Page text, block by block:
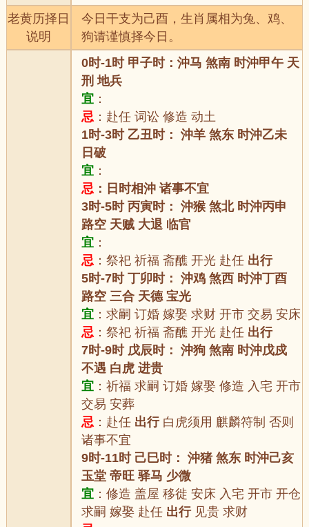
老黄历择日
说明
今日干支为己酉，生肖属相为兔、鸡、
狗请谨慎择今日。
0时-1时 甲子时：沖马 煞南 时沖甲午 天
刑 地兵
宜 ：
忌 ：赴任 词讼 修造 动土
1时-3时 乙丑时： 沖羊 煞东 时沖乙未
日破
宜 ：
忌 ：日时相沖 诸事不宜
3时-5时 丙寅时： 沖猴 煞北 时沖丙申
路空 天贼 大退 临官
宜 ：
忌 ：祭祀 祈福 斋醮 开光 赴任 出行
5时-7时 丁卯时： 沖鸡 煞西 时沖丁酉
路空 三合 天德 宝光
宜 ：求嗣 订婚 嫁娶 求财 开市 交易 安床
忌 ：祭祀 祈福 斋醮 开光 赴任 出行
7时-9时 戊辰时： 沖狗 煞南 时沖戊戍
不遇 白虎 进贵
宜 ：祈福 求嗣 订婚 嫁娶 修造 入宅 开市
交易 安葬
忌 ：赴任 出行白虎须用 麒麟符制 否则
诸事不宜
9时-11时 己巳时： 沖猪 煞东 时沖己亥
玉堂 帝旺 驿马 少微
宜 ：修造 盖屋 移徙 安床 入宅 开市 开仓
求嗣 嫁娶 赴任 出行见贵 求财